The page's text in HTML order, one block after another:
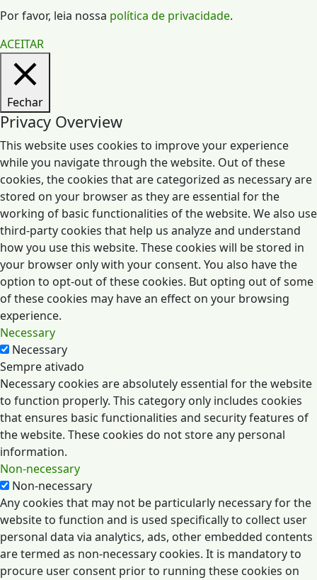
Por favor, leia nossa política de privacidade.
ACEITAR
Fechar
Privacy Overview
This website uses cookies to improve your experience
while you navigate through the website. Out of these
cookies, the cookies that are categorized as necessary are
stored on your browser as they are essential for the
working of basic functionalities of the website. We also use
third-party cookies that help us analyze and understand
how you use this website. These cookies will be stored in
your browser only with your consent. You also have the
option to opt-out of these cookies. But opting out of some
of these cookies may have an effect on your browsing
experience.
Necessary
Necessary
Sempre ativado
Necessary cookies are absolutely essential for the website
to function properly. This category only includes cookies
that ensures basic functionalities and security features of
the website. These cookies do not store any personal
information.
Non-necessary
Non-necessary
Any cookies that may not be particularly necessary for the
website to function and is used specifically to collect user
personal data via analytics, ads, other embedded contents
are termed as non-necessary cookies. It is mandatory to
procure user consent prior to running these cookies on